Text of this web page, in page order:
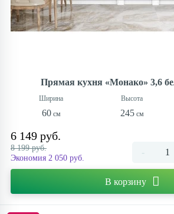
Прямая кухня «Монако» 3,6
60 245
6 149 руб.
8 199 руб.
Экономия 2 050 руб.
-
В корзину